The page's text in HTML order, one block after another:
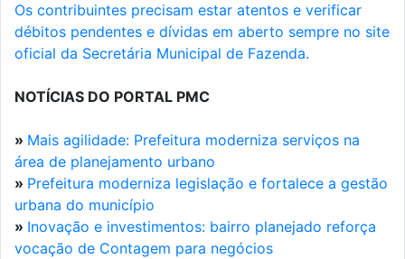
Os contribuintes precisam estar atentos e verificar
débitos pendentes e dívidas em aberto sempre no site
oficial da Secretária Municipal de Fazenda.
NOTÍCIAS DO PORTAL PMC
» Mais agilidade: Prefeitura moderniza serviços na
área de planejamento urbano
» Prefeitura moderniza legislação e fortalece a gestão
urbana do município
» Inovação e investimentos: bairro planejado reforça
vocação de Contagem para negócios